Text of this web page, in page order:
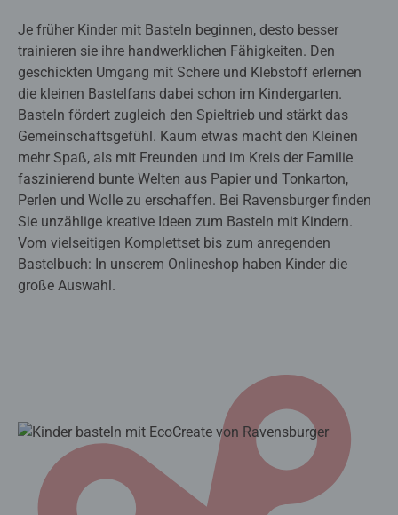
Je früher Kinder mit Basteln beginnen, desto besser
trainieren sie ihre handwerklichen Fähigkeiten. Den
geschickten Umgang mit Schere und Klebstoff erlernen
die kleinen Bastelfans dabei schon im Kindergarten.
Basteln fördert zugleich den Spieltrieb und stärkt das
Gemeinschaftsgefühl. Kaum etwas macht den Kleinen
mehr Spaß, als mit Freunden und im Kreis der Familie
faszinierend bunte Welten aus Papier und Tonkarton,
Perlen und Wolle zu erschaffen. Bei Ravensburger finden
Sie unzählige kreative Ideen zum Basteln mit Kindern.
Vom vielseitigen Komplettset bis zum anregenden
Bastelbuch: In unserem Onlineshop haben Kinder die
große Auswahl.